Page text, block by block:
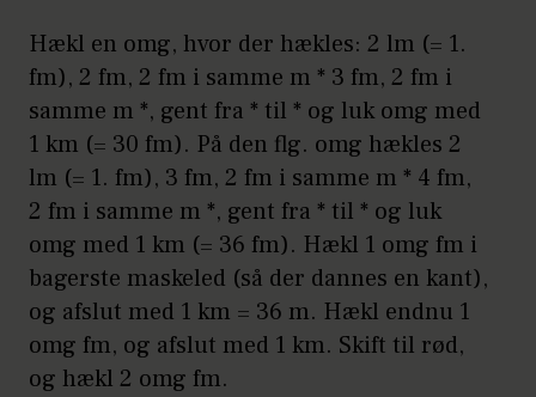
Hækl en omg, hvor der hækles: 2 lm (= 1.
fm), 2 fm, 2 fm i samme m * 3 fm, 2 fm i
samme m *, gent fra * til * og luk omg med
1 km (= 30 fm). På den flg. omg hækles 2
lm (= 1. fm), 3 fm, 2 fm i samme m * 4 fm,
2 fm i samme m *, gent fra * til * og luk
omg med 1 km (= 36 fm). Hækl 1 omg fm i
bagerste maskeled (så der dannes en kant),
og afslut med 1 km = 36 m. Hækl endnu 1
omg fm, og afslut med 1 km. Skift til rød,
og hækl 2 omg fm.